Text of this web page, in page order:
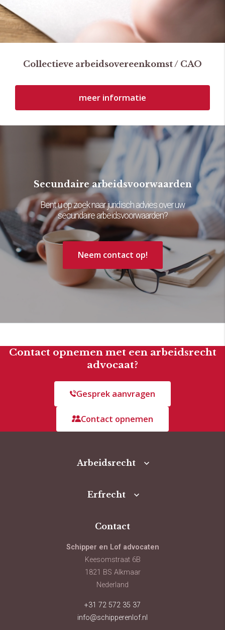
Collectieve arbeidsovereenkomst / CAO
meer informatie
Secundaire arbeidsvoorwaarden
Bent u op zoek naar juridisch advies over uw
secundaire arbeidsvoorwaarden?
Neem contact op!
Contact opnemen met een arbeidsrecht
advocaat?
Gesprek aanvragen
Contact opnemen
Arbeidsrecht
Erfrecht
Contact
Schipper en Lof advocaten
Keesomstraat 6B
1821 BS Alkmaar
Nederland
+31 72 572 35 37
info@schipperenlof.nl